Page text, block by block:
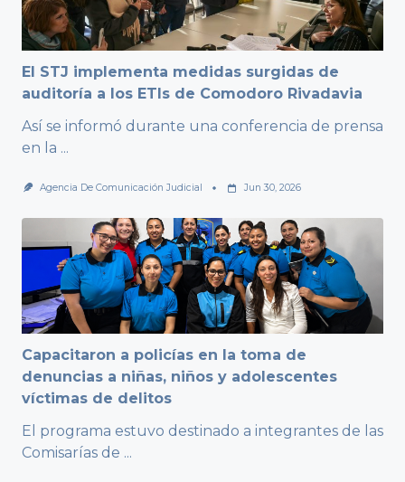
El STJ implementa medidas surgidas de
auditoría a los ETIs de Comodoro Rivadavia
Así se informó durante una conferencia de prensa
en la ...
Agencia De Comunicación Judicial Jun 30, 2026
Capacitaron a policías en la toma de
denuncias a niñas, niños y adolescentes
víctimas de delitos
El programa estuvo destinado a integrantes de las
Comisarías de ...